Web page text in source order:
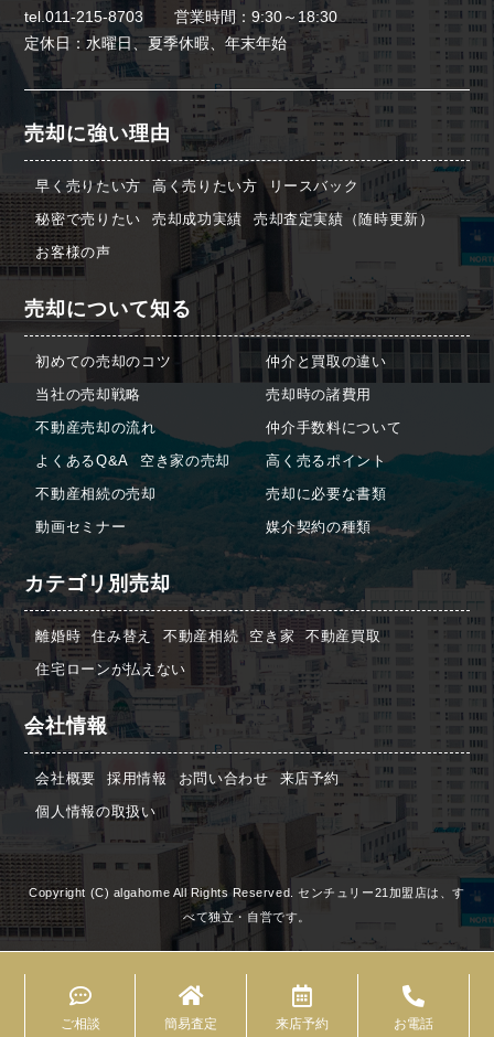
tel.011-215-8703 営業時間：9:30～18:30
定休日：水曜日、夏季休暇、年末年始
売却に強い理由
早く売りたい方 高く売りたい方
リースバック
秘密で売りたい
売却成功実績
売却査定実績（随時更新）
お客様の声
売却について知る
初めての売却のコツ
当社の売却戦略
不動産売却の流れ
よくあるQ&A
空き家の売却
不動産相続の売却
動画セミナー
仲介と買取の違い
売却時の諸費用
仲介手数料について
高く売るポイント
売却に必要な書類
媒介契約の種類
カテゴリ別売却
離婚時 住み替え 不動産相続 空き家
不動産買取
住宅ローンが払えない
会社情報
会社概要 採用情報 お問い合わせ
来店予約
個人情報の取扱い
Copyright (C) algahome All Rights Reserved. センチュリー21加盟店は、す
べて独立・自営です。
ご相談 簡易査定 来店予約 お電話